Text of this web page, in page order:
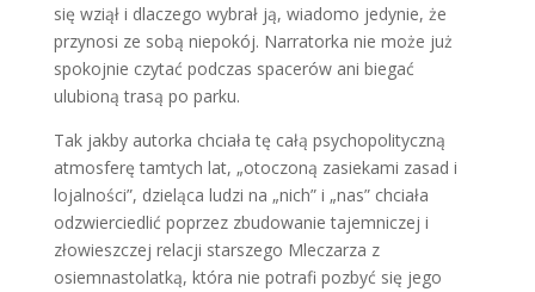
się wziął i dlaczego wybrał ją, wiadomo jedynie, że
przynosi ze sobą niepokój. Narratorka nie może już
spokojnie czytać podczas spacerów ani biegać
ulubioną trasą po parku.
Tak jakby autorka chciała tę całą psychopolityczną
atmosferę tamtych lat, „otoczoną zasiekami zasad i
lojalności”, dzieląca ludzi na „nich” i „nas” chciała
odzwierciedlić poprzez zbudowanie tajemniczej i
złowieszczej relacji starszego Mleczarza z
osiemnastolatką, która nie potrafi pozbyć się jego